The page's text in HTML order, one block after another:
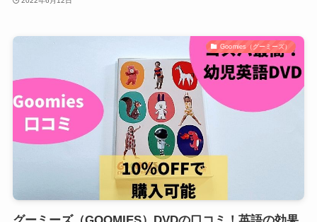
Goomies（グーミーズ）